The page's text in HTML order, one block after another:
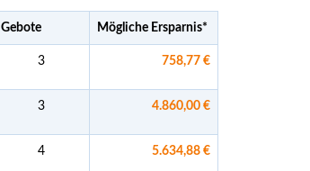
Gebote Mögliche Ersparnis*
3 758,77 €
3 4.860,00 €
4 5.634,88 €